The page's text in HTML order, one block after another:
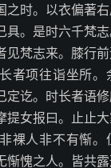
之时。以衣偏著
具。是时六千梵
见梵志来。膝行
者项往诣坐所。
定讫。时长者语
提女报曰。止止
裸人非不有惭。
惭愧之人。皆共